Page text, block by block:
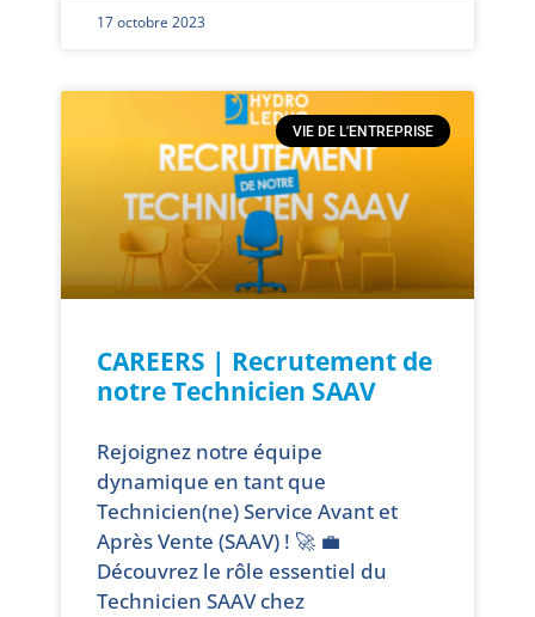
17 octobre 2023
VIE DE L'ENTREPRISE
CAREERS | Recrutement de
notre Technicien SAAV
Rejoignez notre équipe
dynamique en tant que
Technicien(ne) Service Avant et
Après Vente (SAAV) ! 🚀 💼
Découvrez le rôle essentiel du
Technicien SAAV chez